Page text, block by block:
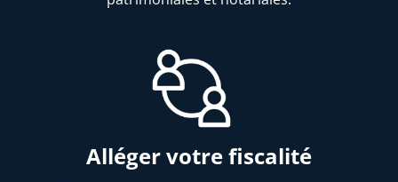
Alléger votre fiscalité